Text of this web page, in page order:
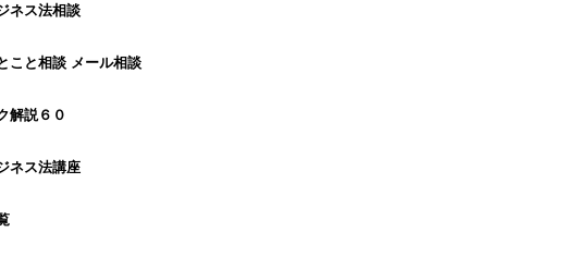
ネス法相談
こと相談 メール相談
解説６０
ネス法講座